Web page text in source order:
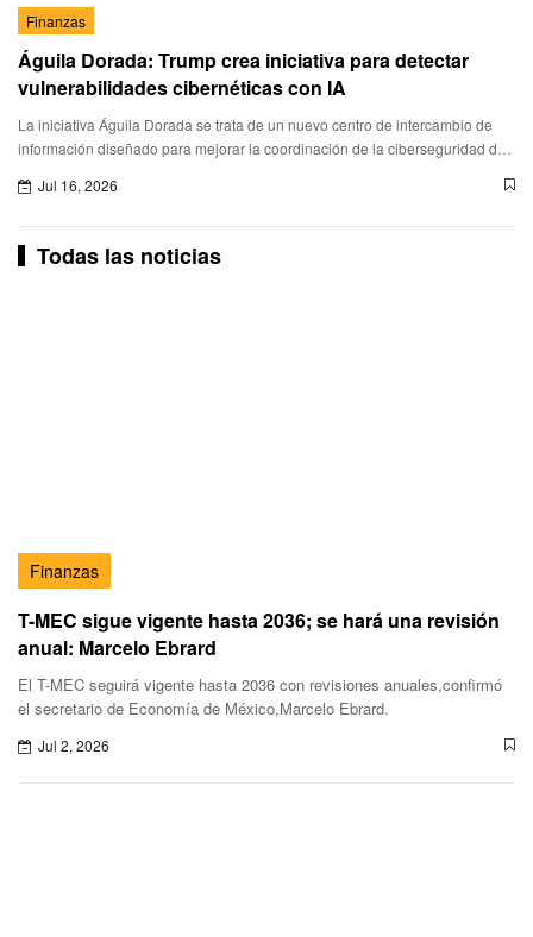
Finanzas
Águila Dorada: Trump crea iniciativa para detectar
vulnerabilidades cibernéticas con IA
La iniciativa Águila Dorada se trata de un nuevo centro de intercambio de
información diseñado para mejorar la coordinación de la ciberseguridad de
Jul 16, 2026
Todas las noticias
Finanzas
T-MEC sigue vigente hasta 2036; se hará una revisión
anual: Marcelo Ebrard
El T-MEC seguirá vigente hasta 2036 con revisiones anuales,confirmó
el secretario de Economía de México,Marcelo Ebrard.
Jul 2, 2026